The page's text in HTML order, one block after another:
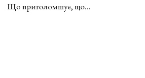
Що приголомшує, що…